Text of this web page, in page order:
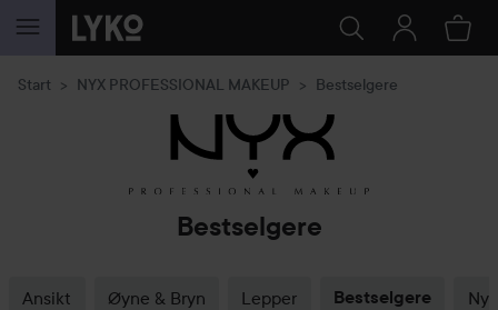
GÅ TIL INNHOLD
Start NYX PROFESSIONAL MAKEUP Bestselgere
Bestselgere
Ansikt Øyne & Bryn Lepper Bestselgere